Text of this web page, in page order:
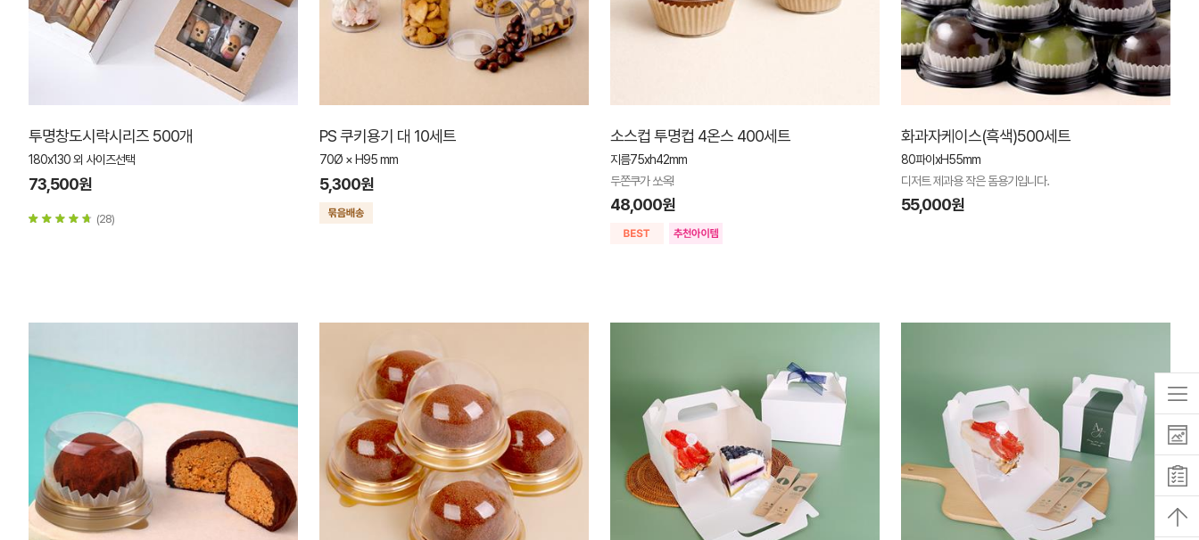
투명창도시락시리즈 500개
180x130 외 사이즈선택
73,500원
(28)
PS 쿠키용기 대 10세트
70Ø × H95 mm
5,300원
소스컵 투명컵 4온스 400세트
지름75xh42mm
두쫀쿠가 쏘옥!
48,000원
화과자케이스(흑색)500세트
80파이xH55mm
디저트 제과용 작은 돔용기입니다.
55,000원